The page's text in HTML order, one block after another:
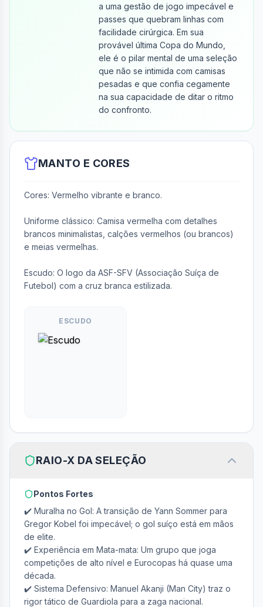
a uma gestão de jogo impecável e
passes que quebram linhas com
facilidade cirúrgica. Em sua
provável última Copa do Mundo,
ele é o pilar mental de uma seleção
que não se intimida com camisas
pesadas e que confia cegamente
na sua capacidade de ditar o ritmo
do confronto.
MANTO E CORES
Cores: Vermelho vibrante e branco.
Uniforme clássico: Camisa vermelha com detalhes
brancos minimalistas, calções vermelhos (ou brancos)
e meias vermelhas.
Escudo: O logo da ASF-SFV (Associação Suíça de
ESCUDO
RAIO-X DA SELEÇÃO
Pontos Fortes
✔️ Muralha no Gol: A transição de Yann Sommer para
Gregor Kobel foi impecável; o gol suíço está em mãos
de elite.
✔️ Experiência em Mata-mata: Um grupo que joga
competições de alto nível e Eurocopas há quase uma
década.
✔️ Sistema Defensivo: Manuel Akanji (Man City) traz o
rigor tático de Guardiola para a zaga nacional.